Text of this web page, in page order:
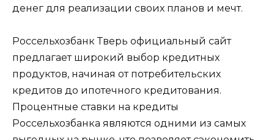
денег для реализации своих планов и мечт.
Россельхозбанк Тверь официальный сайт
предлагает широкий выбор кредитных
продуктов, начиная от потребительских
кредитов до ипотечного кредитования.
Процентные ставки на кредиты
Россельхозбанка являются одними из самых